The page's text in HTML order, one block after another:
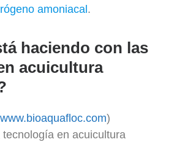
amoniacal .
haciendo con las
acuicultura
www.bioaquafloc.com)
en acuicultura